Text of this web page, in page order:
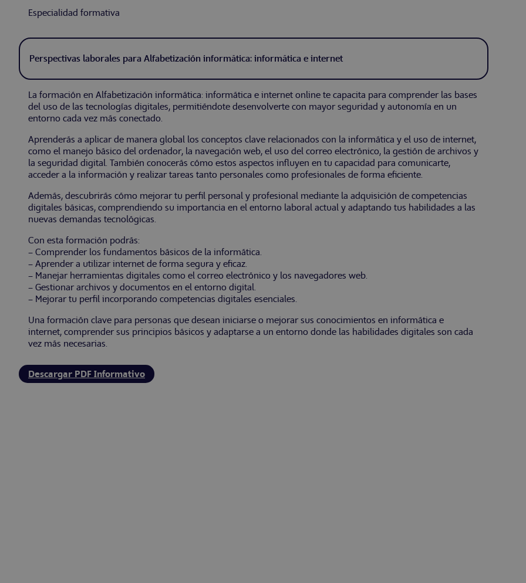
Especialidad formativa
Perspectivas laborales para Alfabetización informática: informática e internet
La formación en Alfabetización informática: informática e internet online te capacita para comprender las bases
del uso de las tecnologías digitales, permitiéndote desenvolverte con mayor seguridad y autonomía en un
entorno cada vez más conectado.
Aprenderás a aplicar de manera global los conceptos clave relacionados con la informática y el uso de internet,
como el manejo básico del ordenador, la navegación web, el uso del correo electrónico, la gestión de archivos y
la seguridad digital. También conocerás cómo estos aspectos influyen en tu capacidad para comunicarte,
acceder a la información y realizar tareas tanto personales como profesionales de forma eficiente.
Además, descubrirás cómo mejorar tu perfil personal y profesional mediante la adquisición de competencias
digitales básicas, comprendiendo su importancia en el entorno laboral actual y adaptando tus habilidades a las
nuevas demandas tecnológicas.
Con esta formación podrás:
– Comprender los fundamentos básicos de la informática.
– Aprender a utilizar internet de forma segura y eficaz.
– Manejar herramientas digitales como el correo electrónico y los navegadores web.
– Gestionar archivos y documentos en el entorno digital.
– Mejorar tu perfil incorporando competencias digitales esenciales.
Una formación clave para personas que desean iniciarse o mejorar sus conocimientos en informática e
internet, comprender sus principios básicos y adaptarse a un entorno donde las habilidades digitales son cada
vez más necesarias.
Descargar PDF Informativo